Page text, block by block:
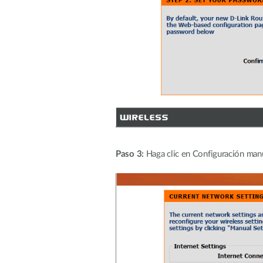
Paso 3: Haga clic en Configuración